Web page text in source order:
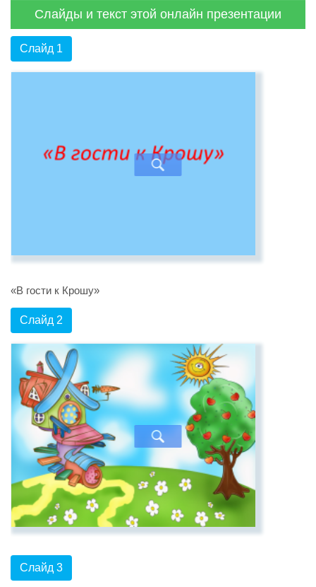
Слайды и текст этой онлайн презентации
Слайд 1
«В гости к Крошу»
Слайд 2
Слайд 3